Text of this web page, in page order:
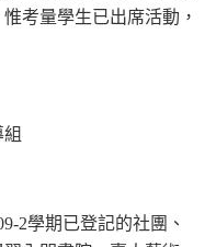
考量學生已出席活動，
2學期已登記的社團、